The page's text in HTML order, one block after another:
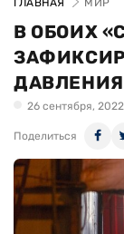
ГЛАВНАЯ МИР
В ОБОИХ
ДАВЛЕНИЯ
26 сентября,
Поделиться